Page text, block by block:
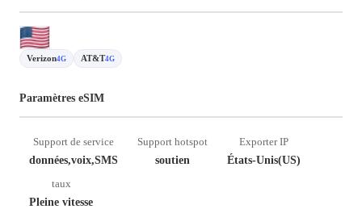
Verizon4G AT&T4G
Paramètres eSIM
Support de service
données,voix,SMS
Support hotspot
soutien
Exporter IP
États-Unis(US)
taux
Pleine vitesse